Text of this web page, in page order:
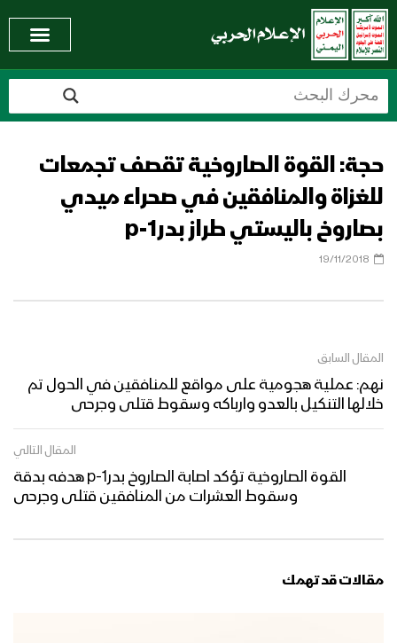
حجة: القوة الصاروخية تقصف تجمعات
للغزاة والمنافقين في صحراء ميدي
بصاروخ باليستي طراز بدر1-p
19/11/2018
المقال السابق
نهم: عملية هجومية على مواقع للمنافقين في الحول تم
خلالها التنكيل بالعدو وارباكه وسقوط قتلى وجرحى
المقال التالي
القوة الصاروخية تؤكد اصابة الصاروخ بدر1-p هدفه بدقة
وسقوط العشرات من المنافقين قتلى وجرحى
مقالات قد تهمك